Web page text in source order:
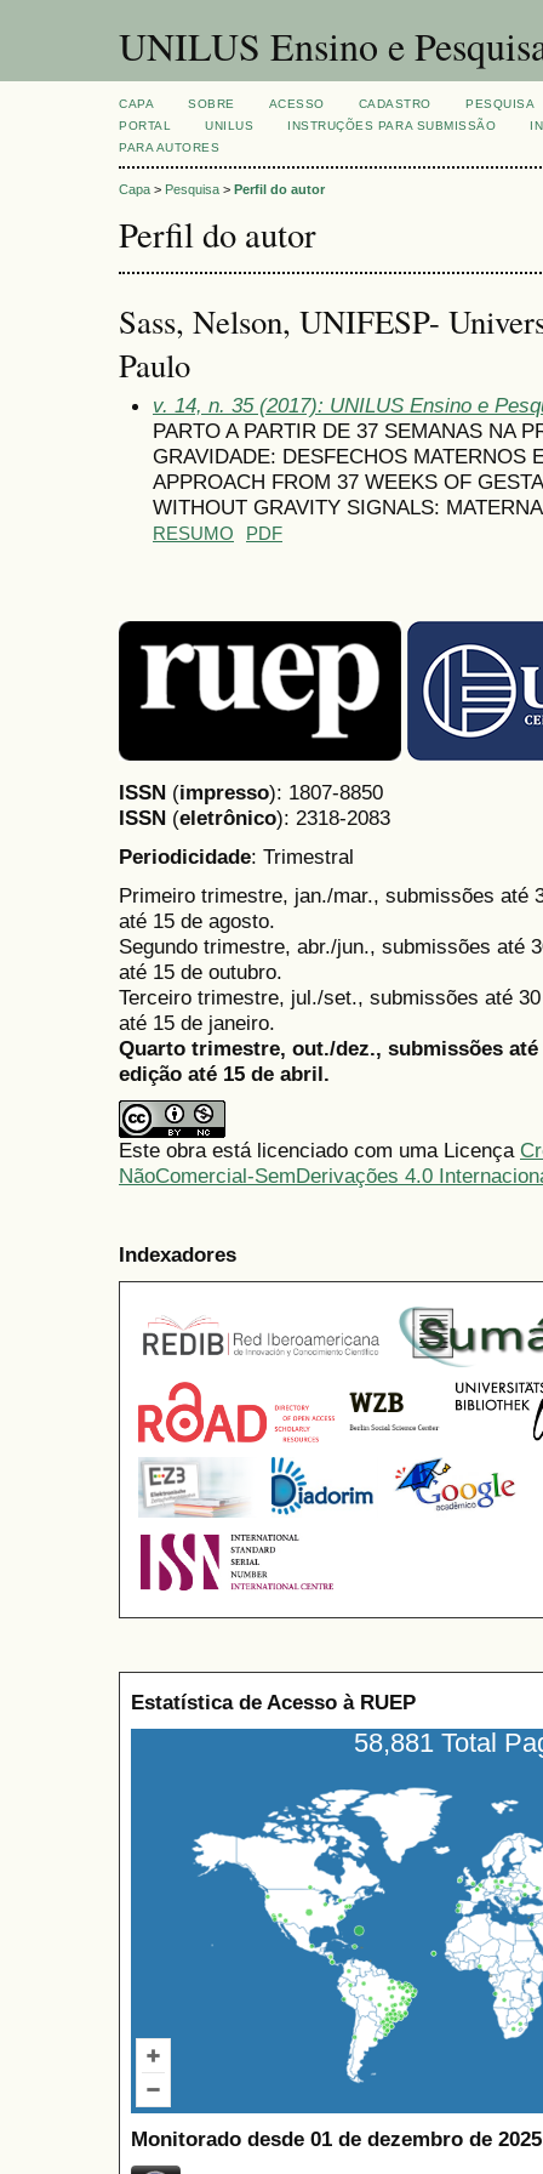
UNILUS Ensino e
CAPA SOBRE ACESSO CADASTRO
PESQUISA
PORTAL
UNILUS INSTRUÇÕES PARA SUBMISSÃO
PARA AUTORES
Capa > Pesquisa > Perfil do autor
Perfil do autor
Sass, Nelson, UNIFESP-
Paulo
v. 14, n. 35 (2017): UNILUS Ensino e
PARTO A PARTIR DE 37 SEMANAS NA
GRAVIDADE: DESFECHOS MATERNOS
APPROACH FROM 37 WEEKS OF
WITHOUT GRAVITY SIGNALS:
RESUMO PDF
ISSN (impresso): 1807-8850
ISSN (eletrônico): 2318-2083
Periodicidade: Trimestral
Primeiro trimestre, jan./mar., submissões até
até 15 de agosto.
Segundo trimestre, abr./jun., submissões até
até 15 de outubro.
Terceiro trimestre, jul./set., submissões até
até 15 de janeiro.
Quarto trimestre, out./dez., submissões
edição até 15 de abril.
Este obra está licenciado com uma Licença
NãoComercial-SemDerivações 4.0
Indexadores
Estatística de Acesso à RUEP
58,881 Total
Monitorado desde 01 de dezembro de